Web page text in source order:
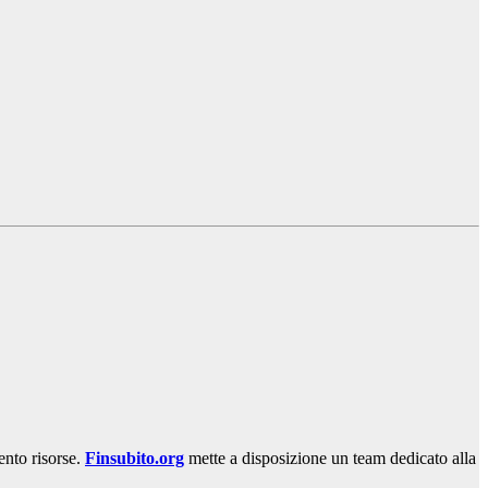
risorse. Finsubito.org mette a disposizione un team dedicato alla